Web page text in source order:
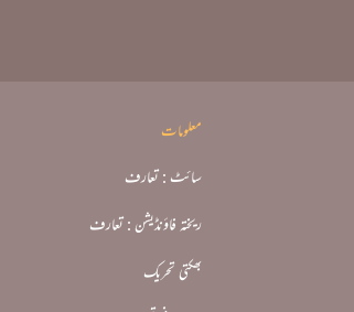
معلومات
سائٹ : تعارف
ریختہ فاؤنڈیشن : تعارف
بھکتی تحریک